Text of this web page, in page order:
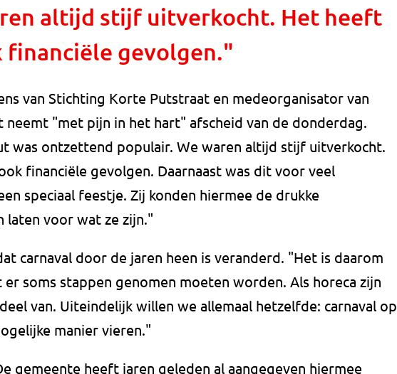
altijd stijf uitverkocht. Het heeft
financiële gevolgen."
van Stichting Korte Putstraat en medeorganisator van
neemt "met pijn in het hart" afscheid van de donderdag.
was ontzettend populair. We waren altijd stijf uitverkocht.
financiële gevolgen. Daarnaast was dit voor veel
speciaal feestje. Zij konden hiermee de drukke
laten voor wat ze zijn."
carnaval door de jaren heen is veranderd. "Het is daarom
soms stappen genomen moeten worden. Als horeca zijn
van. Uiteindelijk willen we allemaal hetzelfde: carnaval op
manier vieren."
gemeente heeft jaren geleden al aangegeven hiermee